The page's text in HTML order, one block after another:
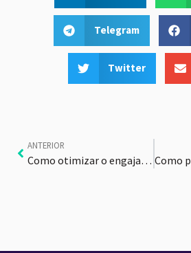
Telegram
Twitter
ANTERIOR
Como otimizar o engajamento em CTV?